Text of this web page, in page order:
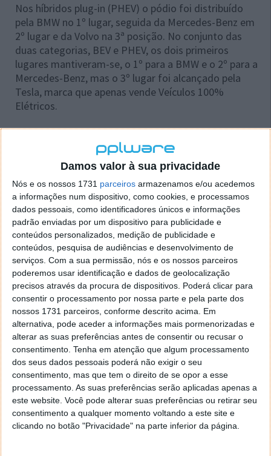
Damos valor à sua privacidade
Nós e os nossos 1731 parceiros armazenamos e/ou acedemos
a informações num dispositivo, como cookies, e processamos
dados pessoais, como identificadores únicos e informações
padrão enviadas por um dispositivo para publicidade e
conteúdos personalizados, medição de publicidade e
conteúdos, pesquisa de audiências e desenvolvimento de
serviços. Com a sua permissão, nós e os nossos parceiros
poderemos usar identificação e dados de geolocalização
precisos através da procura de dispositivos. Poderá clicar para
consentir o processamento por nossa parte e pela parte dos
nossos 1731 parceiros, conforme descrito acima. Em
alternativa, pode aceder a informações mais pormenorizadas e
alterar as suas preferências antes de consentir ou recusar o
consentimento. Tenha em atenção que algum processamento
dos seus dados pessoais poderá não exigir o seu
consentimento, mas que tem o direito de se opor a esse
processamento. As suas preferências serão aplicadas apenas a
este website. Você pode alterar suas preferências ou retirar seu
consentimento a qualquer momento voltando a este site e
clicando no botão "Privacidade" na parte inferior da página.
Nos híbridos plug-in (PHEV) o pódio foi distribuído
pela BMW no 1º lugar, seguida da Mercedes-Benz em
2º lugar e da Volvo na 3ª posição. No conjunto das
duas categorias, BEV e PHEV, os dois primeiros
lugares mantiveram-se, o 1º para a BMW e o 2º para a
Mercedes-Benz, mas o 3º lugar foi alcançado pela
Tesla, marca que apenas vende Veículos 100%
Elétricos.
Para 2023, segundo aUVE, é expectável um aumento
significativo das vendas de veículos elétricos, com
maior incidência nos Veículos 100% Elétricos
impulsionados pela necessidade de mitigar os
impactos negativos das alterações climáticas, pelo
combate à poluição ambiental e à poluição sonora
nas grandes áreas metropolitanas, pela continuidade
dos incentivos à sua aquisição e dos benefícios
fiscais, assim como pela discriminação positiva em
portagens.
Este artigo tem mais de um ano